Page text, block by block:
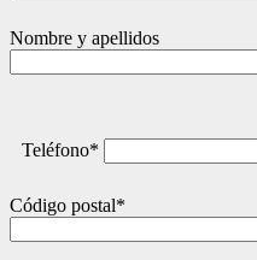
Nombre y apellidos
Teléfono*
Código postal*